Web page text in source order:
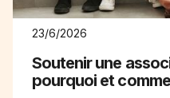
23/6/2026
Soutenir une
pourquoi et